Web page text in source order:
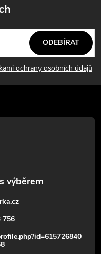
ochrany osobních údajů
ODEBÍRAT
756